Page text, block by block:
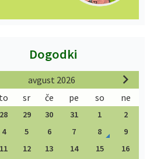
Dogodki
avgust 2026
to sr če pe so ne
28 29 30 31 1
2
4 5 6 7 8
9
11 12 13 14 15
16